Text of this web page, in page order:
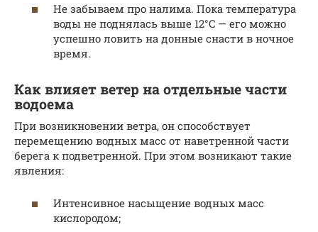
Не забываем про налима. Пока температура
воды не поднялась выше 12°C — его можно
успешно ловить на донные снасти в ночное
время.
Как влияет ветер на отдельные части
водоема
При возникновении ветра, он способствует
перемещению водных масс от наветренной части
берега к подветренной. При этом возникают такие
явления:
Интенсивное насыщение водных масс
кислородом;